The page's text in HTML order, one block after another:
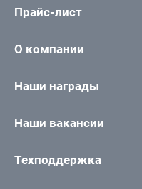
Прайс-лист
О компании
Наши награды
Наши вакансии
Техподдержка